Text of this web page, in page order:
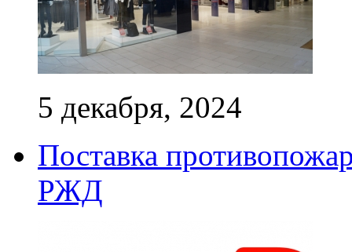
5 декабря, 2024
Поставка
РЖД